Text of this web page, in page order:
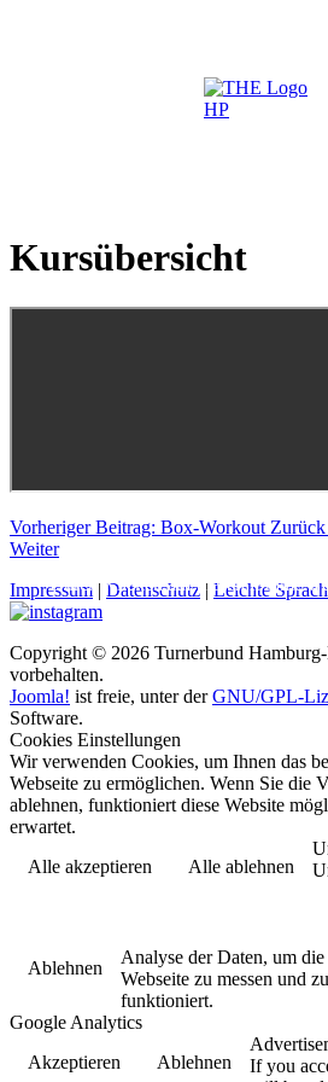
Kursübersicht
Durch Klicken auf diesen iFrame
Vorheriger Beitrag: Box-Workout Zurück
Weiter
Impressum | Datenschutz | Leichte
Copyright © 2026 Turnerbund
vorbehalten.
Joomla! ist freie, unter derGNU/GPL-
Software.
Cookies Einstellungen
Wir verwenden Cookies, um Ihnen das
Webseite zu ermöglichen. Wenn Sie die
ablehnen, funktioniert diese Website
erwartet.
Alle akzeptieren
Alle ablehnen
Ablehnen
Analyse der Daten, um
Webseite zu messen und
funktioniert.
Google Analytics
Akzeptieren
Ablehnen
If you